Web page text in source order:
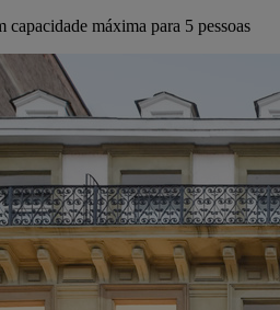
capacidade máxima para 5 pessoas